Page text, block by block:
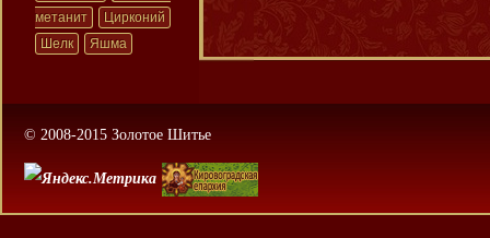
метанит
Цирконий
Шелк
Яшма
© 2008-2015 Золотое Шитье